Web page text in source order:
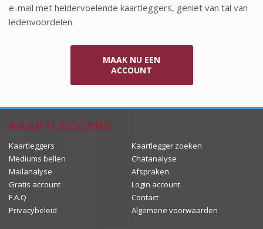
e-mail met heldervoelende kaartleggers, geniet van tal van
ledenvoordelen.
MAAK NU EEN
ACCOUNT
KAARTLEGGERS
Kaartleggers
Kaartlegger zoeken
Mediums bellen
Chatanalyse
Mailanalyse
Afspraken
Gratis account
Login account
F.A.Q
Contact
Privacybeleid
Algemene voorwaarden